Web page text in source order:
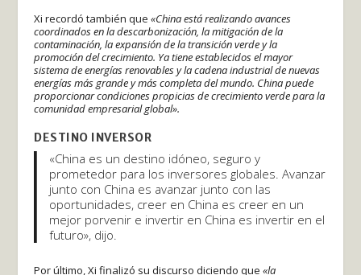
Xi recordó también que«China está realizando avances
coordinados en la descarbonización, la mitigación de la
contaminación, la expansión de la transición verde y la
promoción del crecimiento. Ya tiene establecidos el mayor
sistema de energías renovables y la cadena industrial de nuevas
energías más grande y más completa del mundo. China puede
proporcionar condiciones propicias de crecimiento verde para la
comunidad empresarial global».
DESTINO INVERSOR
«China es un destino idóneo, seguro y
prometedor para los inversores globales. Avanzar
junto con China es avanzar junto con las
oportunidades, creer en China es creer en un
mejor porvenir e invertir en China es invertir en el
futuro», dijo.
Por último, Xi finalizó su discurso diciendo que«la